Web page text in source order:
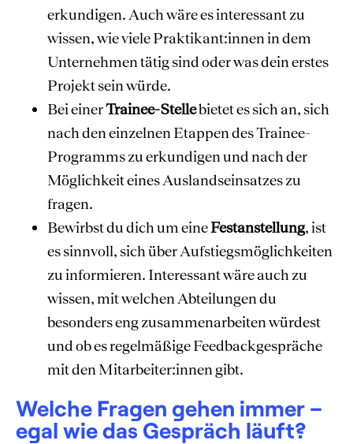
erkundigen. Auch wäre es interessant zu
wissen, wie viele Praktikant:innen in dem
Unternehmen tätig sind oder was dein erstes
Projekt sein würde.
Bei einerTrainee-Stellebietet es sich an, sich
nach den einzelnen Etappen des Trainee-
Programms zu erkundigen und nach der
Möglichkeit eines Auslandseinsatzes zu
fragen.
Bewirbst du dich um eineFestanstellung, ist
es sinnvoll, sich über Aufstiegsmöglichkeiten
zu informieren. Interessant wäre auch zu
wissen, mit welchen Abteilungen du
besonders eng zusammenarbeiten würdest
und ob es regelmäßige Feedbackgespräche
mit den Mitarbeiter:innen gibt.
Welche Fragen gehen immer –
egal wie das Gespräch läuft?